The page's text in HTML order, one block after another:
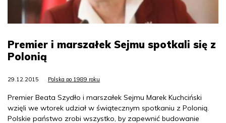
Premier i marszałek Sejmu spotkali się z
Polonią
29.12.2015 Polska po 1989 roku
Premier Beata Szydło i marszałek Sejmu Marek Kuchciński
wzięli we wtorek udział w świątecznym spotkaniu z Polonią.
Polskie państwo zrobi wszystko, by zapewnić budowanie